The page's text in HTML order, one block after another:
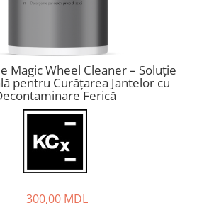
Magic Wheel Cleaner – Soluție
pentru Curățarea Jantelor cu
Ferică
300,00 MDL